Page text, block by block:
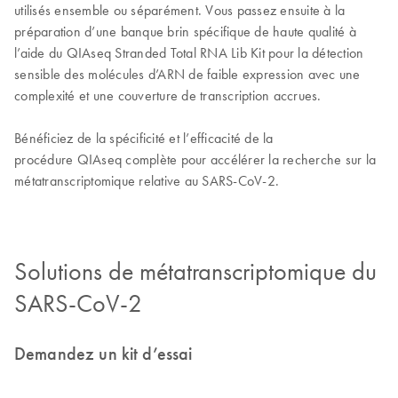
utilisés ensemble ou séparément. Vous passez ensuite à la
préparation d’une banque brin spécifique de haute qualité à
l’aide du QIAseq Stranded Total RNA Lib Kit pour la détection
sensible des molécules d’ARN de faible expression avec une
complexité et une couverture de transcription accrues.
Bénéficiez de la spécificité et l’efficacité de la
procédure QIAseq complète pour accélérer la recherche sur la
métatranscriptomique relative au SARS-CoV-2.
Solutions de métatranscriptomique du
SARS-CoV-2
Demandez un kit d’essai